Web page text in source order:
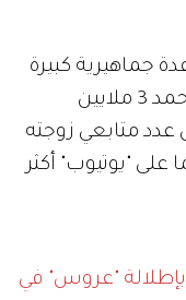
جماهيرية كبيرة
على "السوشيال ميديا" حيث يتابع أحمد 3 ملايين
متابعي زوجته
قناتهما على "يوتيوب" أكثر
"عروس" في